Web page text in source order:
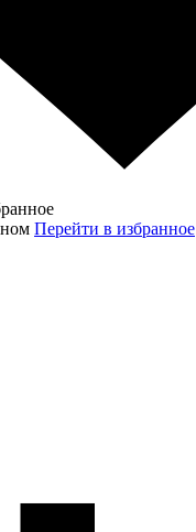
Перейти в избранное